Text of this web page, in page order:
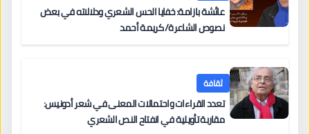
عائشة بازامة: خفايا الحس الشعري ودلالاته في بعض
نصوص الشاعرة/ كريمة أحمد
ثقافة
تعدد القراءات واحتمالات المعنى في شعر أدونيس:
مقاربة تأويلية في انفتاح النص الشعري